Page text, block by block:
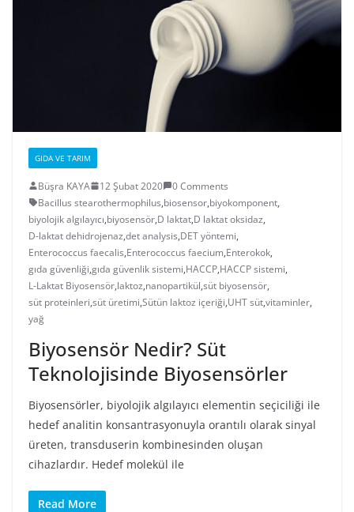
GIDA VE TARIM
Büşra KAYA 12 Şubat 2020
0 Comments
Bacillus stearothermophilus,biosensor,biyokomponent,
biyolojik algılayıcı,biyosensör,D laktat,D laktat oksidaz,
D-laktat dehidrojenaz,det analysis,DET yöntemi,
Enterococcus faecalis,Enterococcus faecium,Enterokok,
gıda güvenliği,gıda güvenlik sistemi,HACCP,HACCP sistemi,
L-Laktat Biyosensör,laktoz,nanopartikül,süt biyosensör,
süt proteinleri,süt üretimi,Sütün laktoz içeriği,UHT süt,vitaminler,
yağ
Biyosensör Nedir? Süt
Teknolojisinde Biyosensörler
Biyosensörler, biyolojik algılayıcı elementin seçiciliği ile
hedef analitin konsantrasyonuyla orantılı olarak sinyal
üreten, transduserin kombinesinden oluşan
cihazlardır. Hedef molekül ile
Read More